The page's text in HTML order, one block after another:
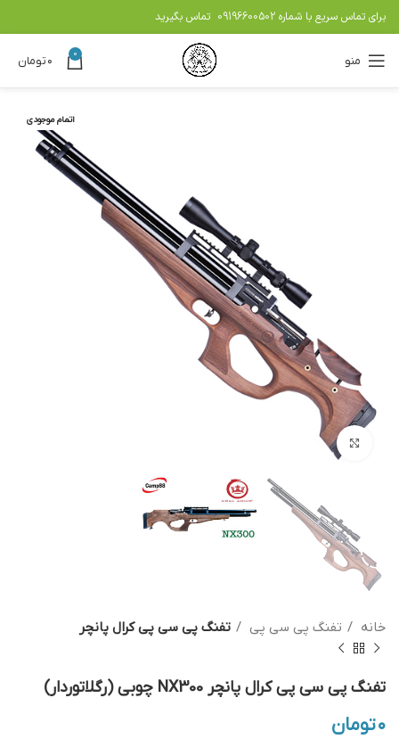
برای تماس سریع با شماره 09196600502 تماس بگیرید
منو 0 ۰تومان
اتمام موجودی
بزرگنمایی تصویر
خانه تفنگ پی سی پی تفنگ پی سی پی کرال پانچر
تفنگ پی سی پی کرال پانچر NX300 چوبی (رگلاتوردار)
۰تومان